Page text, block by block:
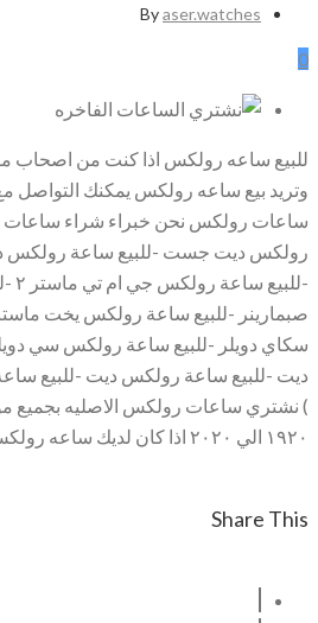
Byaser.watches
0
للبيع ساعه رولكس اذا كنت من اصحاب
وتريد بيع ساعه رولكس يمكنك التواصل
ساعات رولكس نحن خبراء شراء ساعات
رولكس ديت جست -للبيع ساعة رولكس
-
صبمارينر -للبيع ساعة رولكس يخت
سكاي دويلر -للبيع ساعة رولكس سي
ديت -للبيع ساعة رولكس ديت -للبيع
) نشتري ساعات رولكس الاصليه بجميع
١٩٢٠ الي ٢٠٢٠ اذا كان لديك ساعه رولكس اصليه يمكنك الاتصال بنا
Share This